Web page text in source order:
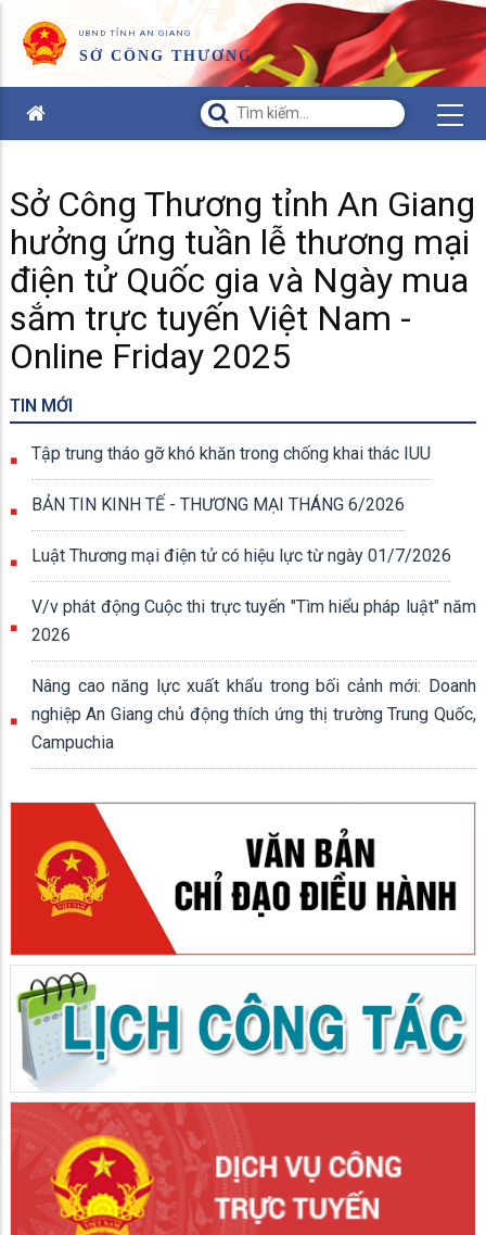
UBND TỈNH AN GIANG
SỞ CÔNG THƯƠNG
Sở Công Thương tỉnh An Giang
hưởng ứng tuần lễ thương mại
điện tử Quốc gia và Ngày mua
sắm trực tuyến Việt Nam -
Online Friday 2025
TIN MỚI
Tập trung tháo gỡ khó khăn trong chống khai thác IUU
BẢN TIN KINH TẾ - THƯƠNG MẠI THÁNG 6/2026
Luật Thương mại điện tử có hiệu lực từ ngày 01/7/2026
V/v phát động Cuộc thi trực tuyến "Tìm hiểu pháp luật" năm
2026
Nâng cao năng lực xuất khẩu trong bối cảnh mới: Doanh
nghiệp An Giang chủ động thích ứng thị trường Trung Quốc,
Campuchia